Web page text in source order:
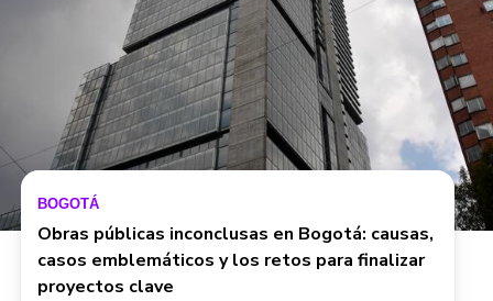
BOGOTÁ
Obras públicas inconclusas en Bogotá: causas,
casos emblemáticos y los retos para finalizar
proyectos clave